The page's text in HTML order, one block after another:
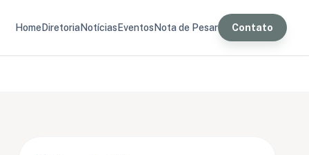
Home DiretoriaNotícias Eventos Nota de Pesar Contato